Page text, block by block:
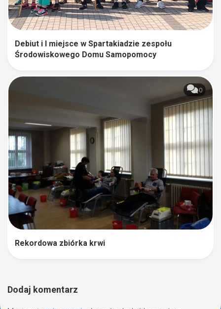
Debiut i I miejsce w Spartakiadzie zespołu
Środowiskowego Domu Samopomocy
0
Rekordowa zbiórka krwi
Dodaj komentarz